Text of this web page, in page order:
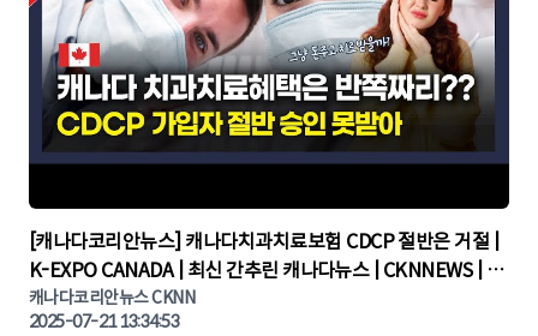
▶
[캐나다코리안뉴스] 캐나다치과치료보험 CDCP 절반은 거절 |
K-EXPO CANADA | 최신 간추린 캐나다뉴스 | CKNNEWS | 캐
나다뉴스 | 토론토뉴스
캐나다코리안뉴스 CKNN
2025-07-21 13:34:53